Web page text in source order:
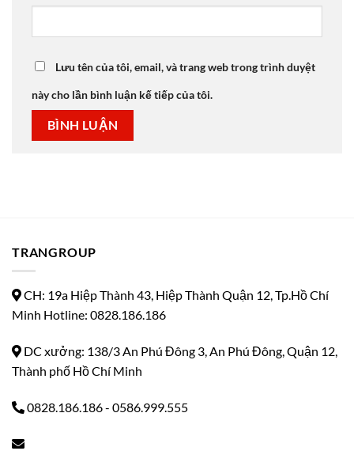
Lưu tên của tôi, email, và trang web trong trình duyệt
này cho lần bình luận kế tiếp của tôi.
TRANGROUP
CH: 19a Hiệp Thành 43, Hiệp Thành Quận 12, Tp.Hồ Chí
Minh Hotline: 0828.186.186
DC xưởng: 138/3 An Phú Đông 3, An Phú Đông, Quận 12,
Thành phố Hồ Chí Minh
0828.186.186- 0586.999.555